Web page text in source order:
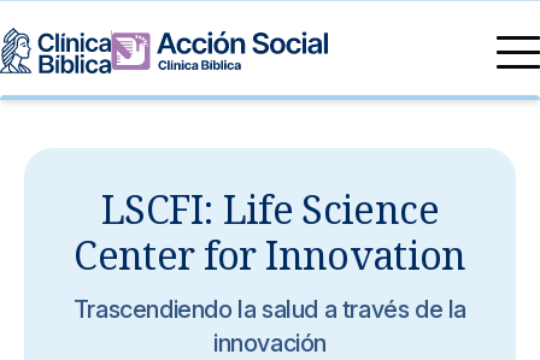
Especialidades médicas
Nuestras especialidades
Centros de Excelencia
Servicios Generales
Servicios 24/7
Información
Información para el Paciente
LSCFI: Life Science
Center for Innovation
Trascendiendo la salud a través de la
innovación